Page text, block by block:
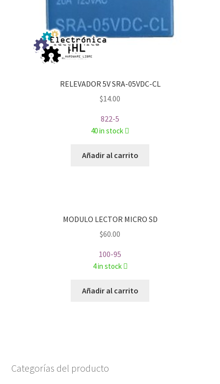
RELEVADOR 5V SRA-05VDC-CL
$14.00
822-5
40 in stock
Añadir al carrito
MODULO LECTOR MICRO SD
$60.00
100-95
4 in stock
Añadir al carrito
Categorías del producto